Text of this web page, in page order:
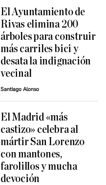
El Ayuntamiento de
Rivas elimina 200
árboles para construir
más carriles bici y
desata la indignación
vecinal
Santiago Alonso
El Madrid «más
castizo» celebra al
mártir San Lorenzo
con mantones,
farolillos y mucha
devoción